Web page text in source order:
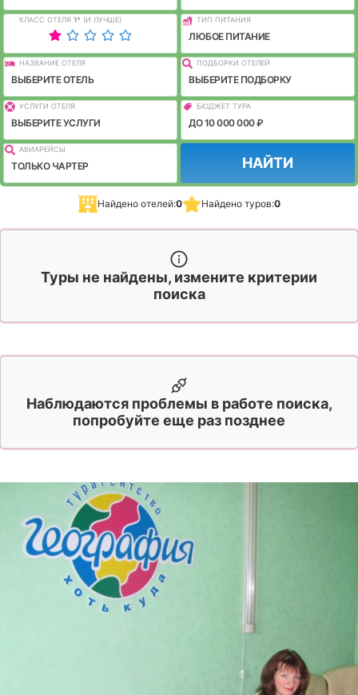
КЛАСС ОТЕЛЯ 1* (И ЛУЧШЕ) ТИП ПИТАНИЯ
ЛЮБОЕ ПИТАНИЕ
НАЗВАНИЕ ОТЕЛЯ
ВЫБЕРИТЕ ОТЕЛЬ
ПОДБОРКИ ОТЕЛЕЙ
ВЫБЕРИТЕ ПОДБОРКУ
УСЛУГИ ОТЕЛЯ
ВЫБЕРИТЕ УСЛУГИ
БЮДЖЕТ ТУРА
ДО 10 000 000 ₽
АВИАРЕЙСЫ
ТОЛЬКО ЧАРТЕР НАЙТИ
Найдено отелей:0 Найдено туров:0
Туры не найдены, измените критерии
поиска
Наблюдаются проблемы в работе поиска,
попробуйте еще раз позднее